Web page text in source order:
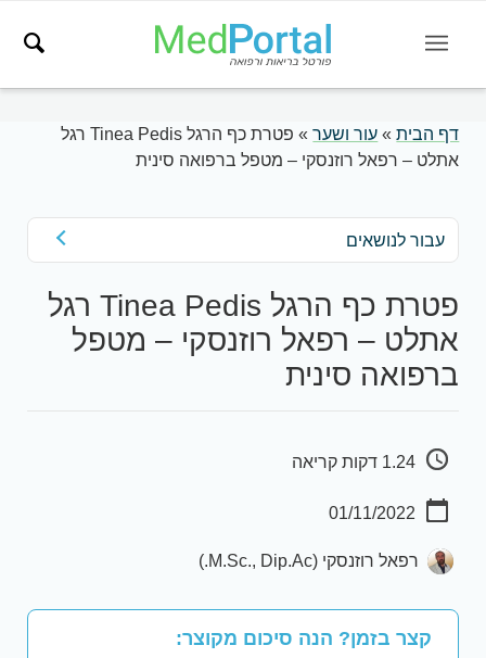
דף הבית» עור ושער»
פטרת כף הרגל Tinea Pedis רגל
אתלט – רפאל רוזנסקי – מטפל ברפואה סינית
עבור לנושאים
פטרת כף הרגל Tinea Pedis רגל
אתלט – רפאל רוזנסקי – מטפל
ברפואה סינית
1.24 דקות קריאה
01/11/2022
רפאל רוזנסקי (M.Sc., Dip.Ac.)
קצר בזמן? הנה סיכום מקוצר: